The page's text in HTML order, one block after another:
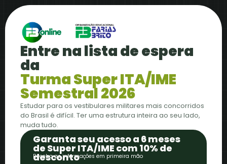
Entre na lista de espera
da
Turma Super ITA/IME
Semestral 2026
Estudar para os vestibulares militares mais concorridos
do Brasil é difícil. Ter uma estrutura inteira ao seu lado,
muda tudo.
Garanta seu acesso a 6 meses
de Super ITA/IME com 10% de
desconto
Receba as informações em primeira mão